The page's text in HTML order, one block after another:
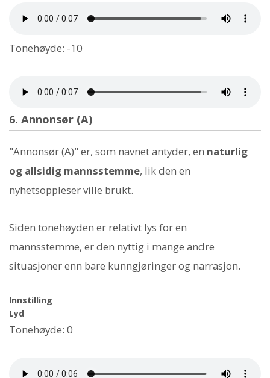
Tonehøyde: -10
6. Annonsør (A)
"Annonsør (A)" er, som navnet antyder, en naturlig
og allsidig mannsstemme, lik den en
nyhetsoppleser ville brukt.
Siden tonehøyden er relativt lys for en
mannsstemme, er den nyttig i mange andre
situasjoner enn bare kunngjøringer og narrasjon.
Innstilling
Lyd
Tonehøyde: 0